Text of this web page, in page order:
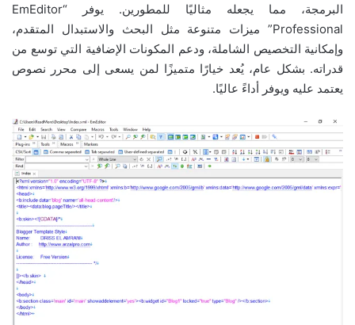
البرمجة، مما يجعله مثاليًا للمطورين. يوفر “EmEditor
Professional” ميزات متنوعة مثل البحث والاستبدال المتقدم،
وإمكانية التخصيص الشاملة، ودعم المكونات الإضافية التي توسع من
قدراته. بشكل عام، يُعد خيارًا متميزًا لمن يسعى إلى محرر نصوص
يعتمد عليه ويوفر أداءً عاليًا.